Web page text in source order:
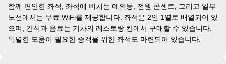
함께 편안한 좌석, 좌석에 비치는 예의등, 전원 콘센트, 그리고 일부
노선에서는 무료 WiFi를 제공합니다. 좌석은 2인 1열로 배열되어 있
으며, 간식과 음료는 기차의 레스토랑 칸에서 구매할 수 있습니다.
특별한 도움이 필요한 승객을 위한 좌석도 마련되어 있습니다.